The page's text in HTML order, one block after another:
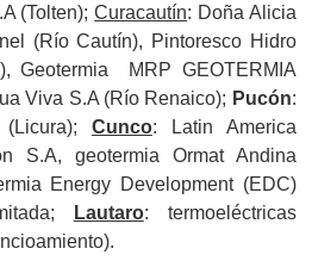
(Tolten);Curacautín: Doña Alicia
(Río Cautín), Pintoresco Hidro
Geotermia MRP GEOTERMIA
Viva S.A (Río Renaico); Pucón:
(Licura); Cunco: Latin America
S.A, geotermia Ormat Andina
Energy Development (EDC)
Lautaro: termoeléctricas